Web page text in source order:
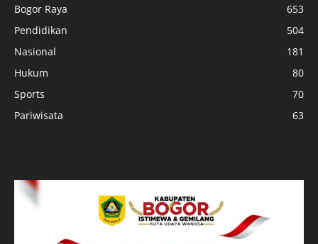
Bogor Raya
653
Pendidikan
504
Nasional
181
Hukum
80
Sports
70
Pariwisata
63